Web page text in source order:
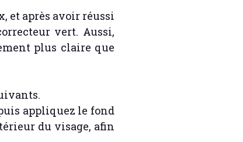
et après avoir réussi
vert. Aussi,
plus claire que
appliquez le fond
du visage, afin